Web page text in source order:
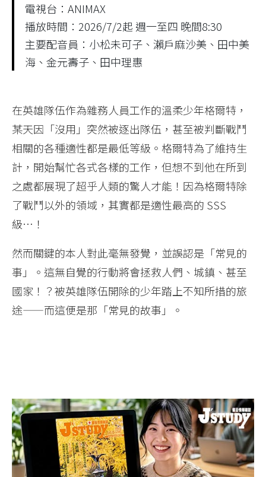
電視台：ANIMAX
播放時間：2026/7/2起 週一至四 晚間8:30
主要配音員：小松未可子、瀨戶麻沙美、田中美
海、金元壽子、田中理惠
在英雄隊伍作為雜務人員工作的溫柔少年格爾特，
某天因「沒用」突然被逐出隊伍，甚至被判斷戰鬥
相關的各種適性都是最低等級。格爾特為了維持生
計，開始幫忙各式各樣的工作，但想不到他在所到
之處都展現了超乎人類的驚人才能！因為格爾特除
了戰鬥以外的領域，其實都是適性最高的 SSS
級…！
然而關鍵的本人對此毫無發覺，並誤認是「常見的
事」。這無自覺的行動將會拯救人們、城鎮、甚至
國家！？被英雄隊伍開除的少年踏上不知所措的旅
途——而這便是那「常見的故事」。